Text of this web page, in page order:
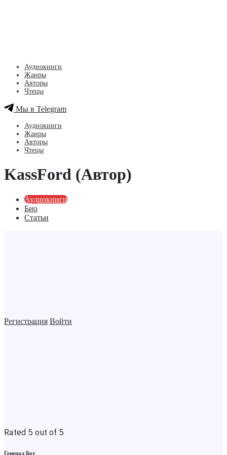
Регистрация Войти
Аудиокниги
Жанры
Авторы
Чтецы
Мы в Telegram
Аудиокниги
Жанры
Авторы
Чтецы
KassFord (Автор)
Аудиокниги
Био
Статьи
Rated 5 out of 5
Генерал Бот